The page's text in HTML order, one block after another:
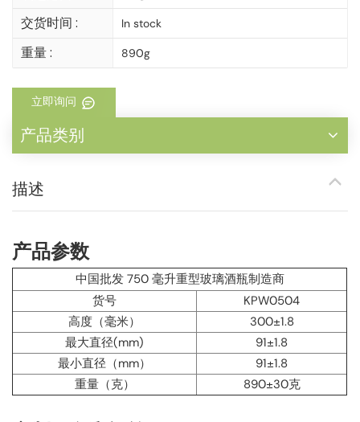
交货时间 : In stock
重量 : 890g
立即询问
产品类别
描述
产品参数
中国批发 750 毫升重型玻璃酒瓶制造商
货号
KPW0504
高度（毫米）
300±1.8
最大直径(mm)
91±1.8
最小直径（mm）
91±1.8
重量（克）
890±30克